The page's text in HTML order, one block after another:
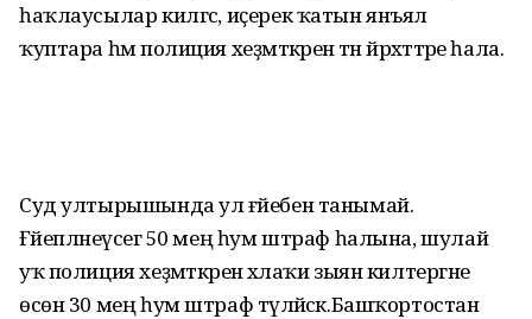
һаҡлаусылар килгәс, иҫерек ҡатын янъял
ҡуптара һәм полиция хеҙмәткәренә тән йәрәхәттәре һала.
Суд ултырышында ул ғәйебен танымай.
Ғәйепләнеүсегә 50 мең һум штраф һалына, шулай
уҡ полиция хеҙмәткәренә әхлаҡи зыян килтергәне
өсөн 30 мең һум штраф түләйәсәк.Башҡортостан